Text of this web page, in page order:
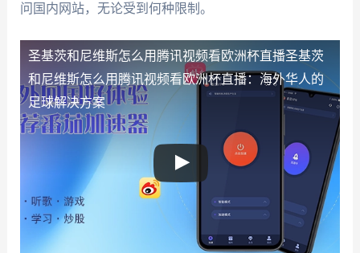
问国内网站，无论受到何种限制。
圣基茨和尼维斯怎么用腾讯视频看欧洲杯直播圣基茨
和尼维斯怎么用腾讯视频看欧洲杯直播：海外华人的
足球解决方案